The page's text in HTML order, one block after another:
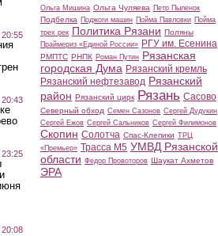
Ольга Мишина Ольга Чуляева Петр Пыленок
Подбелка Поджоги машин Пойма Павловки Пойма
трех рек Политика Рязани Поляны
Праймериз «Единой России» РГУ им. Есенина
РМПТС РНПК Роман Путин Рязанская
городская Дума Рязанский кремль
Рязанский нефтезавод Рязанский
район Рязанский цирк Рязань Сасово
Северный обход Семен Сазонов Сергей Дудукин
Сергей Ежов Сергей Сальников Сергей Филимонов
Скопин Солотча Спас-Клепики ТРЦ
«Премьер» Трасса М5 УМВД Рязанской
области Федор Провоторов Шаукат Ахметов
ЭРА